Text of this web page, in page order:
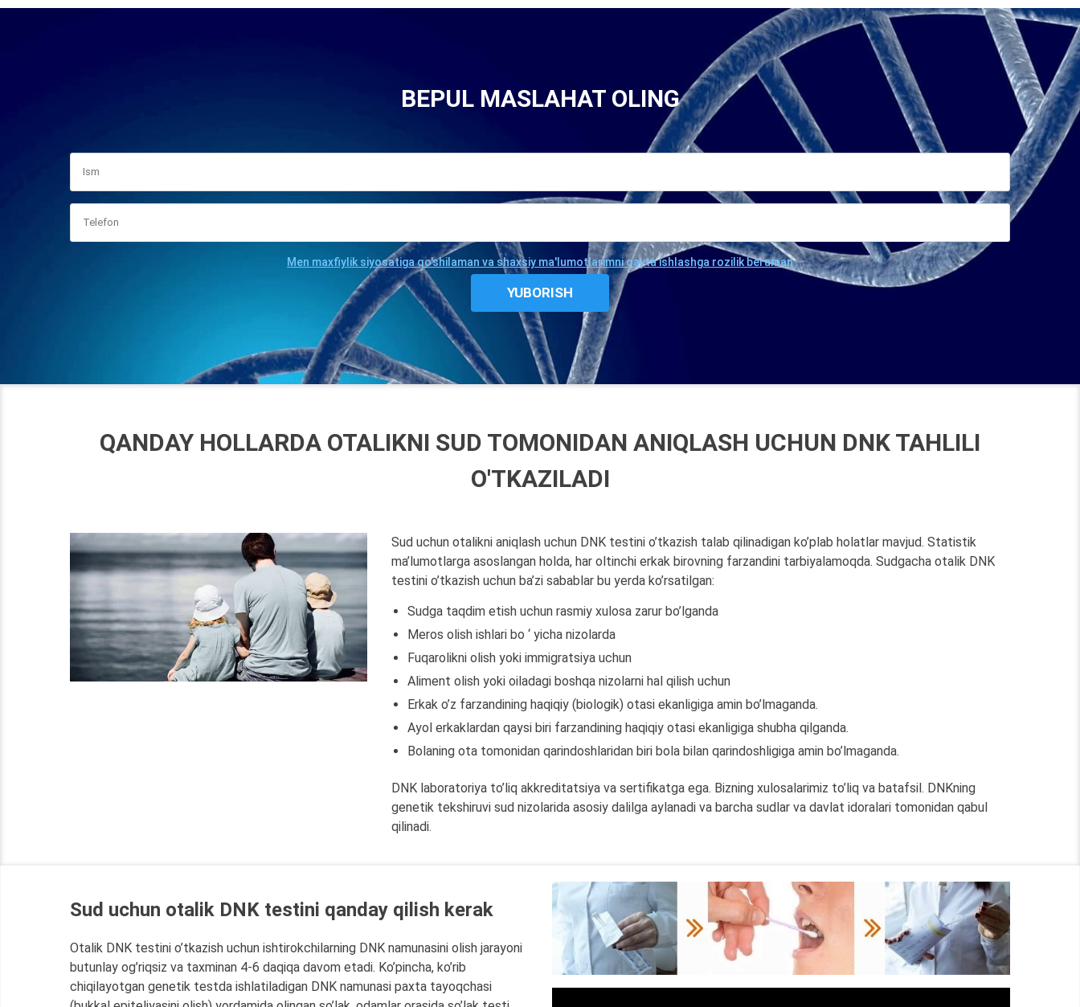
BEPUL MASLAHAT OLING
Men maxfiylik siyosatiga qo'shilaman va shaxsiy ma'lumotlarimni qayta ishlashga rozilik beraman
QANDAY HOLLARDA OTALIKNI SUD TOMONIDAN ANIQLASH UCHUN DNK TAHLILI
O'TKAZILADI
Sud uchun otalikni aniqlash uchun DNK testini o’tkazish talab qilinadigan ko’plab holatlar mavjud. Statistik
ma’lumotlarga asoslangan holda, har oltinchi erkak birovning farzandini tarbiyalamoqda. Sudgacha otalik DNK
testini o’tkazish uchun ba’zi sabablar bu yerda ko’rsatilgan:
Sudga taqdim etish uchun rasmiy xulosa zarur bo’lganda
Meros olish ishlari bo ‘ yicha nizolarda
Fuqarolikni olish yoki immigratsiya uchun
Aliment olish yoki oiladagi boshqa nizolarni hal qilish uchun
Erkak o’z farzandining haqiqiy (biologik) otasi ekanligiga amin bo’lmaganda.
Ayol erkaklardan qaysi biri farzandining haqiqiy otasi ekanligiga shubha qilganda.
Bolaning ota tomonidan qarindoshlaridan biri bola bilan qarindoshligiga amin bo’lmaganda.
DNK laboratoriya to’liq akkreditatsiya va sertifikatga ega. Bizning xulosalarimiz to’liq va batafsil. DNKning
genetik tekshiruvi sud nizolarida asosiy dalilga aylanadi va barcha sudlar va davlat idoralari tomonidan qabul
qilinadi.
Sud uchun otalik DNK testini qanday qilish kerak
Otalik DNK testini o’tkazish uchun ishtirokchilarning DNK namunasini olish jarayoni
butunlay og’riqsiz va taxminan 4-6 daqiqa davom etadi. Ko’pincha, ko’rib
chiqilayotgan genetik testda ishlatiladigan DNK namunasi paxta tayoqchasi